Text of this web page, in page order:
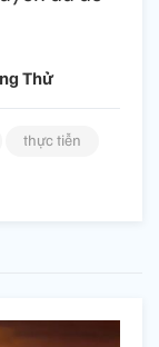
Thử
thực tiễn